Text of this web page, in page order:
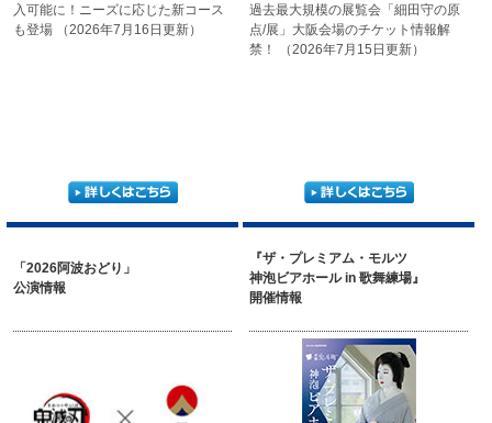
入可能に！ ニーズに応じた新コース
も登場 （2026年7月16日更新）
過去最大規模の展覧会 「細田守の原
点/展」 大阪会場のチケット情報解
禁！
（2026年7月15日更新）
「2026阿波おどり」
公演情報
『ザ・プレミアム・モルツ
神泡ビアホール in 歌舞練場』
開催情報